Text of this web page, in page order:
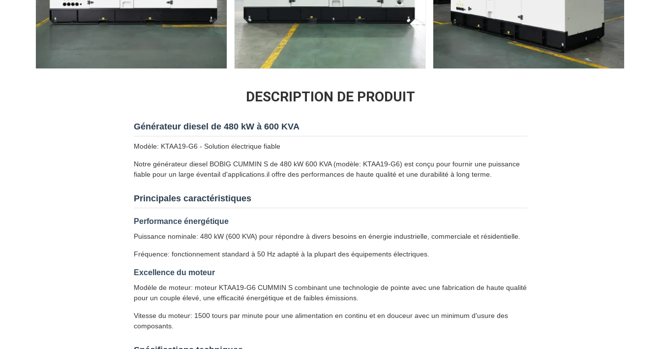
DESCRIPTION DE PRODUIT
Générateur diesel de 480 kW à 600 KVA
Modèle: KTAA19-G6 - Solution électrique fiable
Notre générateur diesel BOBIG CUMMIN S de 480 kW 600 KVA (modèle: KTAA19-G6) est conçu pour fournir une puissance
fiable pour un large éventail d'applications.il offre des performances de haute qualité et une durabilité à long terme.
Principales caractéristiques
Performance énergétique
Puissance nominale: 480 kW (600 KVA) pour répondre à divers besoins en énergie industrielle, commerciale et résidentielle.
Fréquence: fonctionnement standard à 50 Hz adapté à la plupart des équipements électriques.
Excellence du moteur
Modèle de moteur: moteur KTAA19-G6 CUMMIN S combinant une technologie de pointe avec une fabrication de haute qualité
pour un couple élevé, une efficacité énergétique et de faibles émissions.
Vitesse du moteur: 1500 tours par minute pour une alimentation en continu et en douceur avec un minimum d'usure des
composants.